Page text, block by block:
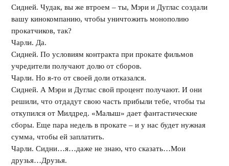
Сидней. Чудак, вы же втроем – ты, Мэри и Дуглас создали
вашу кинокомпанию, чтобы уничтожить монополию
прокатчиков, так?
Чарли. Да.
Сидней. По условиям контракта при прокате фильмов
учредители получают долю от сборов.
Чарли. Но я-то от своей доли отказался.
Сидней. А Мэри и Дуглас свой процент получают. И они
решили, что отдадут свою часть прибыли тебе, чтобы ты
откупился от Милдред. «Малыш» дает фантастические
сборы. Еще пара недель в прокате – и у нас будет нужная
сумма, чтобы ей заплатить.
Чарли. Сидни…я…даже не знаю, что сказать…Мои
друзья…Друзья.